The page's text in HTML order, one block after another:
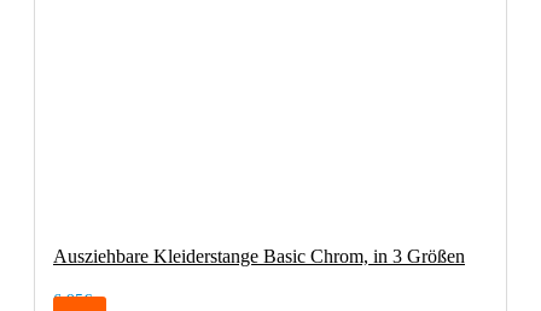
Ausziehbare Kleiderstange Basic Chrom, in 3 Größen
6,95€